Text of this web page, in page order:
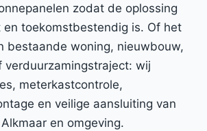
zodat de oplossing
en toekomstbestendig is. Of het
bestaande woning, nieuwbouw,
verduurzamingstraject: wij
meterkastcontrole,
en veilige aansluiting van
en omgeving.